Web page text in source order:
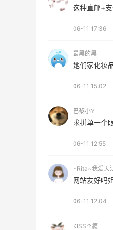
这种直邮+
06-11 17:36
最黑的黑
她们家化妆
06-11 15:02
巴黎小Y
求拼单一个
06-11 12:55
~Rita~我爱天
网站友好吗
06-11 12:04
KISS↑瘾
高端面霜
美团买黄